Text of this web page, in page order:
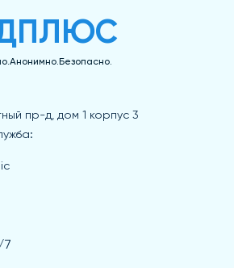
пр-д, дом 1 корпус 3
7